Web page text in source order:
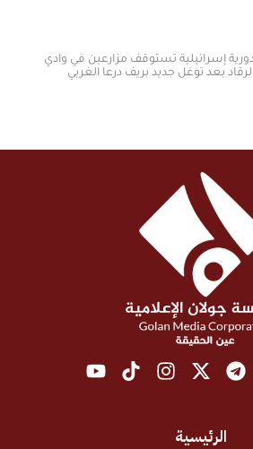
تستوقف مزارعين في وادي
جديد بريف درعا الغربي